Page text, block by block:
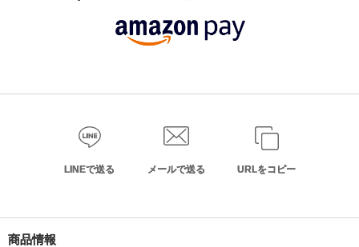
LINEで送る メールで送る URLをコピー
商品情報